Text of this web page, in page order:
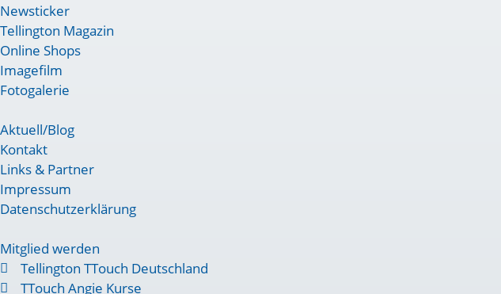
Newsticker
Tellington Magazin
Online Shops
Imagefilm
Fotogalerie
Aktuell/Blog
Kontakt
Links & Partner
Impressum
Datenschutzerklärung
Mitglied werden
Tellington TTouch Deutschland
TTouch Angie Kurse